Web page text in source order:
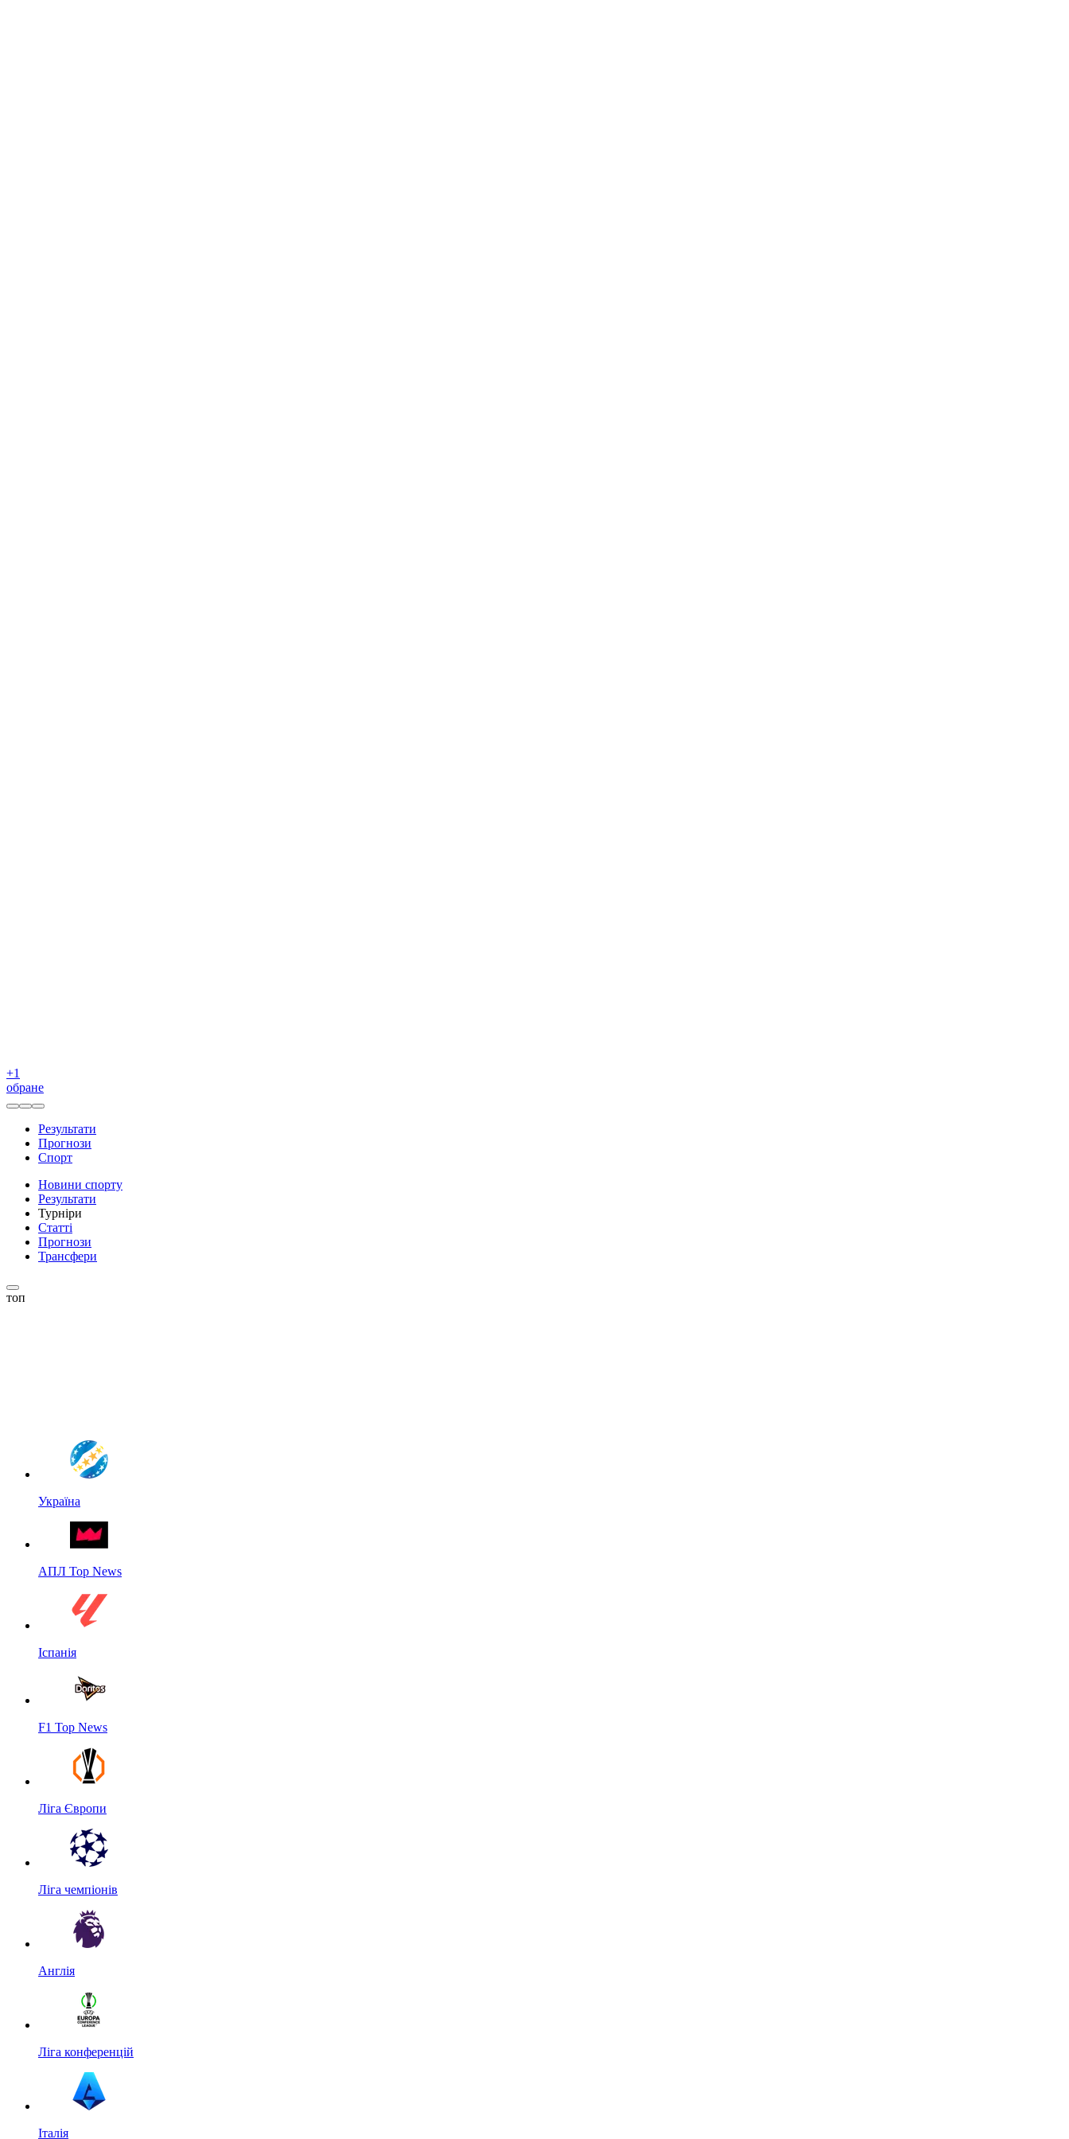
+1
обране
Результати
Прогнози
Спорт
Новини спорту
Результати
Турніри
Статті
Прогнози
Трансфери
топ
Україна
АПЛ Top News
Іспанія
F1 Top News
Ліга Європи
Ліга чемпіонів
Англія
Ліга конференцій
Італія